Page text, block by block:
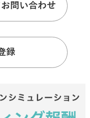
問い合わせ
録